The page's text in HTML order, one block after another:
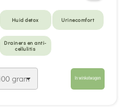
Huid detox Urinecomfort
Drainers en anti-
cellulitis
In winkelwagen